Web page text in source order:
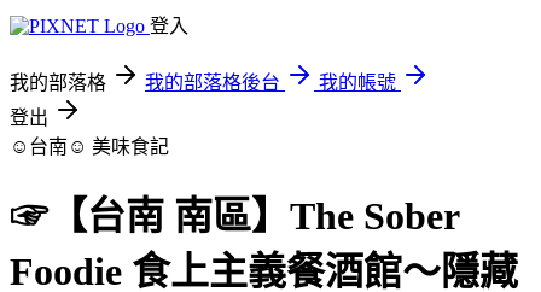
登入
我的部落格 我的部落格後台
我的帳號
登出
☺台南☺ 美味食記
☞【台南 南區】The Sober
Foodie 食上主義餐酒館～隱藏